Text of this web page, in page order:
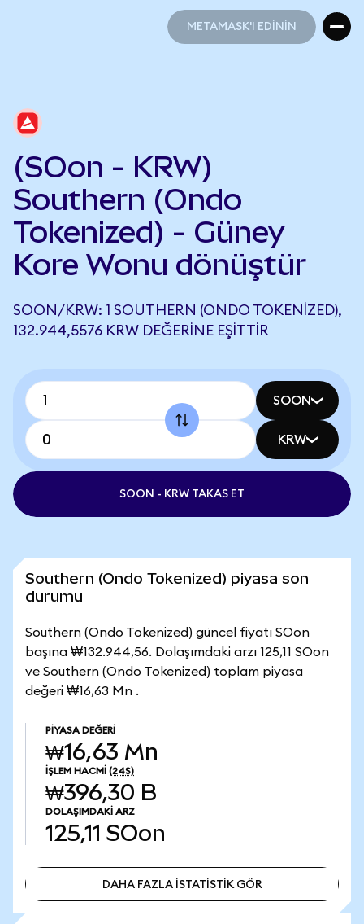
METAMASK'I EDİNİN
(SOon - KRW)
Southern (Ondo
Tokenized) - Güney
Kore Wonu dönüştür
SOON/KRW: 1 SOUTHERN (ONDO TOKENIZED),
132.944,5576 KRW DEĞERINE EŞITTIR
SOON
KRW
SOON - KRW TAKAS ET
Southern (Ondo Tokenized) piyasa son
durumu
Southern (Ondo Tokenized) güncel fiyatı SOon
başına ₩132.944,56. Dolaşımdaki arzı 125,11 SOon
ve Southern (Ondo Tokenized) toplam piyasa
değeri ₩16,63 Mn .
PIYASA DEĞERI
₩16,63 Mn
İŞLEM HACMI (24S)
₩396,30 B
DOLAŞIMDAKI ARZ
125,11 SOon
DAHA FAZLA İSTATİSTİK GÖR